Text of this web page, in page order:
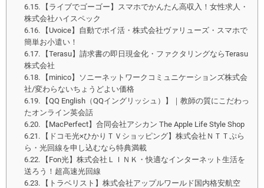
【ライブでゴーゴー】スマホでかんたん高収入！女性求人・
株式会社ハイスペック
【Uvoice】自動でポイ活・株式会社ヴァリューズ・スマホで
簡単お小遣い！
【Terasu】請求書の即日現金化・ファクタリングならTerasu
株式会社
【minico】ソニーネットワークコミュニケーションズ株式会
社/変わらないちょうどよい価格
【QQ English（QQイングリッシュ）】｜教師の質にこだわっ
たオンライン英会話
【MacPerfect】合同会社アシカン The Apple Life Style Shop
【ドコモ光×ひかりＴＶショッピング】株式会社ＮＴＴぷら
ら・光回線を申し込むなら特典満載
【Fon光】株式会社ＬＩＮＫ・快適なインターネット生活を
送ろう！超高速光回線
【トラベリスト】株式会社アップルワールド国内格安航空